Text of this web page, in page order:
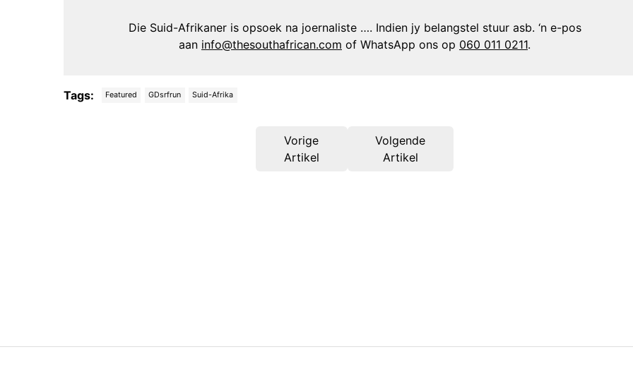
Die Suid-Afrikaner is opsoek na joernaliste …. Indien jy belangstel stuur asb. ‘n e-pos
aan info@thesouthafrican.com of WhatsApp ons op 060 011 0211.
Tags: Featured GDsrfrun Suid-Afrika
Volgende
Artikel
Vorige
Artikel